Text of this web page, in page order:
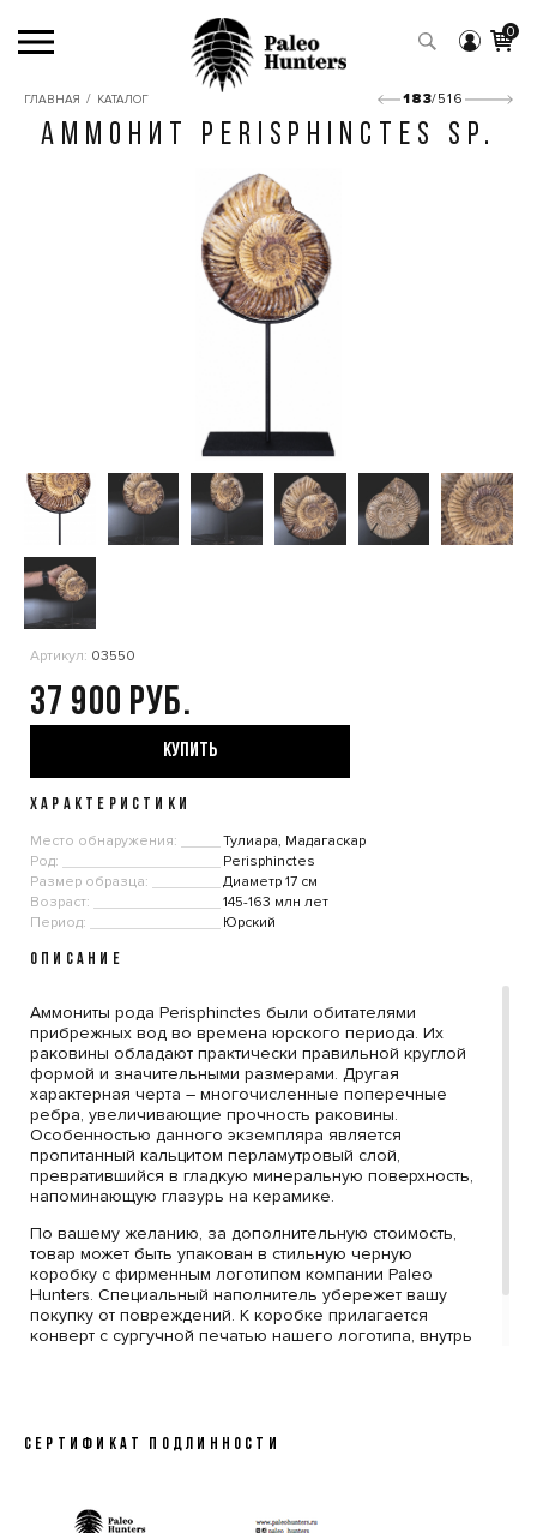
0
ГЛАВНАЯ / КАТАЛОГ 183/516
АММОНИТ PERISPHINCTES SP.
Артикул: 03550
37 900
КУПИТЬ
ХАРАКТЕРИСТИКИ
Место обнаружения:
Тулиара, Мадагаскар
Род:
Perisphinctes
Размер образца:
Диаметр 17 см
Возраст:
145-163 млн лет
Период:
Юрский
ОПИСАНИЕ
Аммониты рода Perisphinctes были обитателями
прибрежных вод во времена юрского периода. Их
раковины обладают практически правильной круглой
формой и значительными размерами. Другая
характерная черта – многочисленные поперечные
ребра, увеличивающие прочность раковины.
Особенностью данного экземпляра является
пропитанный кальцитом перламутровый слой,
превратившийся в гладкую минеральную поверхность,
напоминающую глазурь на керамике.
По вашему желанию, за дополнительную стоимость,
товар может быть упакован в стильную черную
коробку с фирменным логотипом компании Paleo
Hunters. Специальный наполнитель убережет вашу
покупку от повреждений. К коробке прилагается
конверт с сургучной печатью нашего логотипа, внутрь
СЕРТИФИКАТ ПОДЛИННОСТИ